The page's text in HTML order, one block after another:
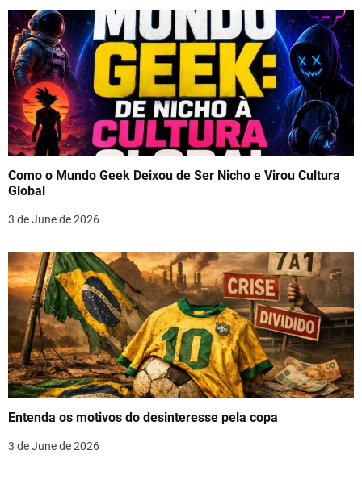
Como o Mundo Geek Deixou de Ser Nicho e Virou Cultura
Global
3 de June de 2026
Entenda os motivos do desinteresse pela copa
3 de June de 2026